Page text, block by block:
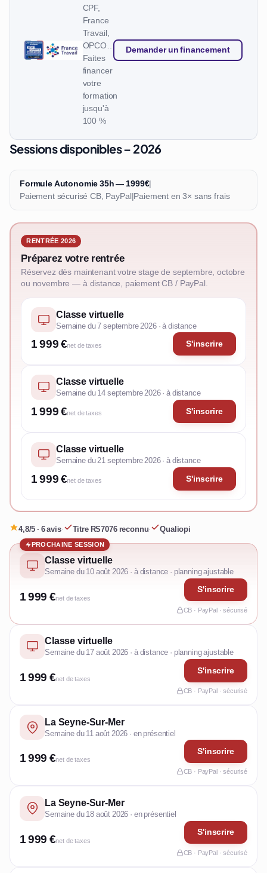
CPF,
France
Travail,
OPCO…
Faites
financer
votre
formation
jusqu'à
100 %
Demander un financement
Sessions disponibles – 2026
Formule Autonomie 35h — 1999€|
Paiement sécurisé CB, PayPal|Paiement en 3× sans frais
RENTRÉE 2026
Préparez votre rentrée
Réservez dès maintenant votre stage de septembre, octobre
ou novembre — à distance, paiement CB / PayPal.
Classe virtuelle
Semaine du 7 septembre 2026 · à distance
1 999 €net de taxes S'inscrire
Classe virtuelle
Semaine du 14 septembre 2026 · à distance
1 999 €net de taxes S'inscrire
Classe virtuelle
Semaine du 21 septembre 2026 · à distance
1 999 €net de taxes S'inscrire
4,8/5 · 6 avis· Titre RS7076 reconnu· Qualiopi
PROCHAINE SESSION
Classe virtuelle
Semaine du 10 août 2026 · à distance · planning ajustable
1 999 €net de taxes
S'inscrire
CB · PayPal · sécurisé
Classe virtuelle
Semaine du 17 août 2026 · à distance · planning ajustable
1 999 €net de taxes
S'inscrire
CB · PayPal · sécurisé
La Seyne-Sur-Mer
Semaine du 11 août 2026 · en présentiel
1 999 €net de taxes
S'inscrire
CB · PayPal · sécurisé
La Seyne-Sur-Mer
Semaine du 18 août 2026 · en présentiel
1 999 €net de taxes
S'inscrire
CB · PayPal · sécurisé